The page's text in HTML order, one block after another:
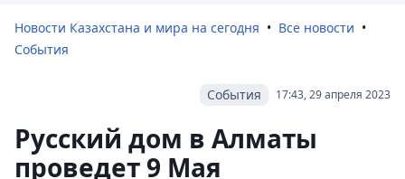
Новости Казахстана и мира на сегодня
Все новости
События
17:43, 29 апреля 2023
События
Русский дом в Алматы
проведет 9 Мая